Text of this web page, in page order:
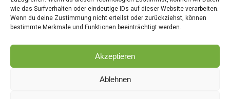
wie das Surfverhalten oder eindeutige IDs auf dieser Website verarbeiten.
Wenn du deine Zustimmung nicht erteilst oder zurückziehst, können
bestimmte Merkmale und Funktionen beeinträchtigt werden.
Akzeptieren
Ablehnen
Datenschutzrichtlinien